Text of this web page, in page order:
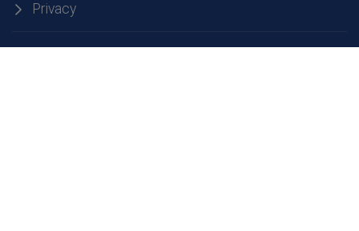
Privacy